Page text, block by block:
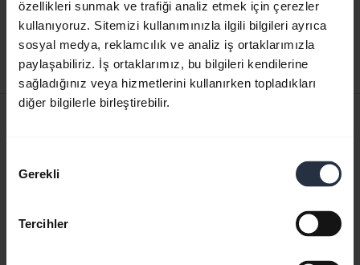
özellikleri sunmak ve trafiği analiz etmek için çerezler
kullanıyoruz. Sitemizi kullanımınızla ilgili bilgileri ayrıca
sosyal medya, reklamcılık ve analiz iş ortaklarımızla
paylaşabiliriz. İş ortaklarımız, bu bilgileri kendilerine
sağladığınız veya hizmetlerini kullanırken topladıkları
diğer bilgilerle birleştirebilir.
Seçimi
Gerekli
Tercihler
İngilizce
Karşıdan yükle
0.48 MB - pdf
Kullanıcı kılavuzu